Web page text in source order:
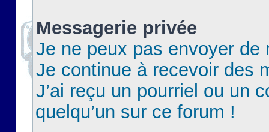
Messagerie privée
Je ne peux pas envoyer de
Je continue à recevoir des
J’ai reçu un pourriel ou un
quelqu’un sur ce forum !